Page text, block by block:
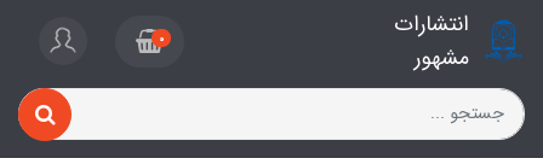
انتشارات
مشهور
0